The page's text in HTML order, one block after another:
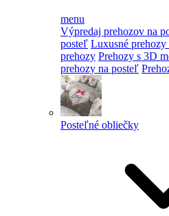
menu
Výpredaj prehozov na
posteľ Luxusné
prehozy Prehozy s 3D
prehozy na posteľ
Posteľné obliečky